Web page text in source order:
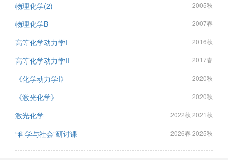
物理化学(2) 2005秋
物理化学B 2007春
高等化学动力学I 2016秋
高等化学动力学II 2017春
《化学动力学I》 2020秋
《激光化学》 2020秋
激光化学 2022秋 2021秋
“科学与社会”研讨课 2026春 2025秋